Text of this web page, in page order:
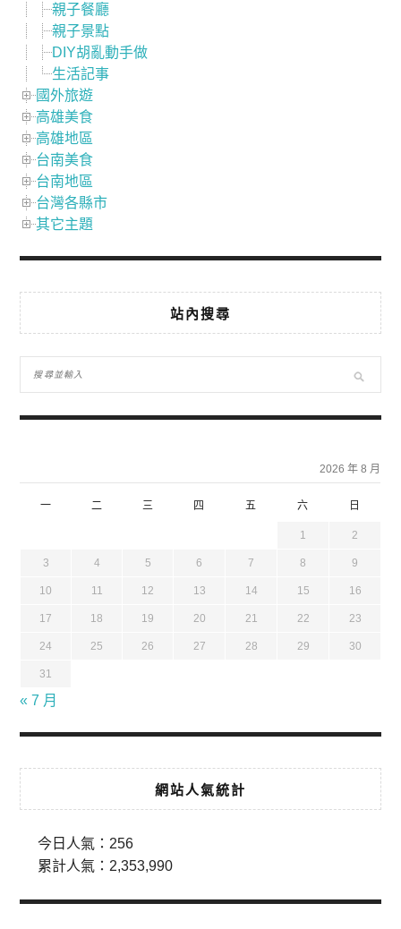
親子餐廳
親子景點
DIY胡亂動手做
生活記事
國外旅遊
高雄美食
高雄地區
台南美食
台南地區
台灣各縣市
其它主題
站內搜尋
2026 年 8 月
一 二 三 四 五 六 日
1 2
3 4 5 6 7 8 9
10 11 12 13 14 15 16
17 18 19 20 21 22 23
24 25 26 27 28 29 30
31
« 7 月
網站人氣統計
今日人氣： 256
累計人氣： 2,353,990